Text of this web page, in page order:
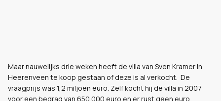
Maar nauwelijks drie weken heeft de villa van Sven Kramer in
Heerenveen te koop gestaan of deze is al verkocht. De
vraagprijs was 1,2 miljoen euro. Zelf kocht hij de villa in 2007
voor een bedrag van 650.000 euro en er rust geen euro